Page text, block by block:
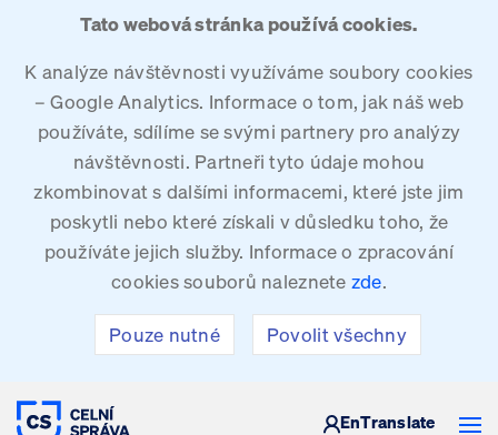
Tato webová stránka používá cookies.
K analýze návštěvnosti využíváme soubory cookies
– Google Analytics. Informace o tom, jak náš web
používáte, sdílíme se svými partnery pro analýzy
návštěvnosti. Partneři tyto údaje mohou
zkombinovat s dalšími informacemi, které jste jim
poskytli nebo které získali v důsledku toho, že
používáte jejich služby. Informace o zpracování
cookies souborů naleznete zde.
Pouze nutné Povolit všechny
CELNÍ SPRÁVA ČESKÉ REPUBLIKY
EnTranslate